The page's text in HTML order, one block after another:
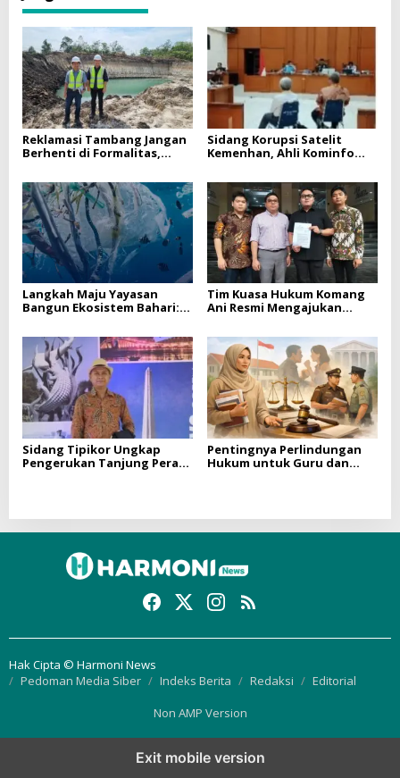
Reklamasi Tambang Jangan
Berhenti di Formalitas,
untuk Pemulihan Ekologis
Sidang Korupsi Satelit
Kemenhan, Ahli Kominfo
Navayo Bukan HP Satelit
Langkah Maju Yayasan
Bangun Ekosistem Bahari:
Terdaftar, Siap Kawal
Kelestarian Laut Indonesia
Tim Kuasa Hukum Komang
Ani Resmi Mengajukan
Penahanan
Sidang Tipikor Ungkap
Pengerukan Tanjung Perak
Pentingnya Perlindungan
Hukum untuk Guru dan
Hak Cipta © Harmoni News
Pedoman Media Siber
Indeks Berita Redaksi
Editorial
Non AMP Version
Exit mobile version
: Function WP_Scripts::add was calledincorrectly